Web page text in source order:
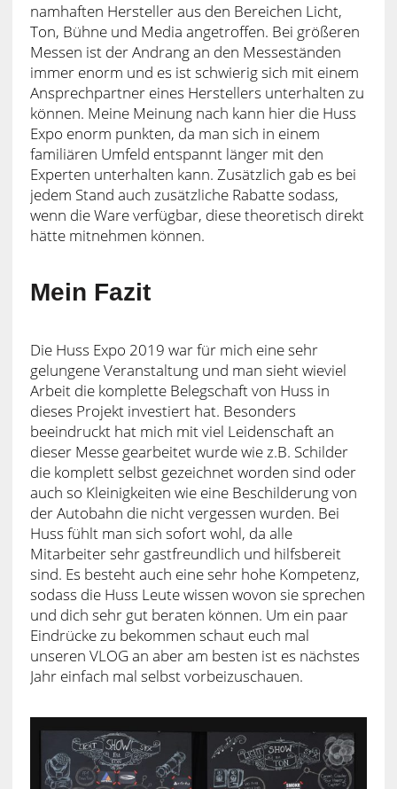
namhaften Hersteller aus den Bereichen Licht,
Ton, Bühne und Media angetroffen. Bei größeren
Messen ist der Andrang an den Messeständen
immer enorm und es ist schwierig sich mit einem
Ansprechpartner eines Herstellers unterhalten zu
können. Meine Meinung nach kann hier die Huss
Expo enorm punkten, da man sich in einem
familiären Umfeld entspannt länger mit den
Experten unterhalten kann. Zusätzlich gab es bei
jedem Stand auch zusätzliche Rabatte sodass,
wenn die Ware verfügbar, diese theoretisch direkt
hätte mitnehmen können.
Mein Fazit
Die Huss Expo 2019 war für mich eine sehr
gelungene Veranstaltung und man sieht wieviel
Arbeit die komplette Belegschaft von Huss in
dieses Projekt investiert hat. Besonders
beeindruckt hat mich mit viel Leidenschaft an
dieser Messe gearbeitet wurde wie z.B. Schilder
die komplett selbst gezeichnet worden sind oder
auch so Kleinigkeiten wie eine Beschilderung von
der Autobahn die nicht vergessen wurden. Bei
Huss fühlt man sich sofort wohl, da alle
Mitarbeiter sehr gastfreundlich und hilfsbereit
sind. Es besteht auch eine sehr hohe Kompetenz,
sodass die Huss Leute wissen wovon sie sprechen
und dich sehr gut beraten können. Um ein paar
Eindrücke zu bekommen schaut euch mal
unseren VLOG an aber am besten ist es nächstes
Jahr einfach mal selbst vorbeizuschauen.